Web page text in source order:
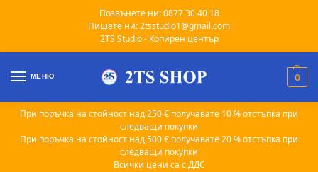
Позвънете ни: 0877 30 40 18
Пишете ни: 2tsstudio1@gmail.com
2TS Studio - Копирен център
МЕНЮ 0
При поръчка на стойност над 250 € получавате 10 % отстъпка при
следващи покупки
При поръчка на стойност над 500 € получавате 20 % отстъпка при
следващи покупки
Всички цени са с ДДС